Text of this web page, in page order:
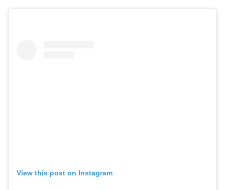
View this post on Instagram